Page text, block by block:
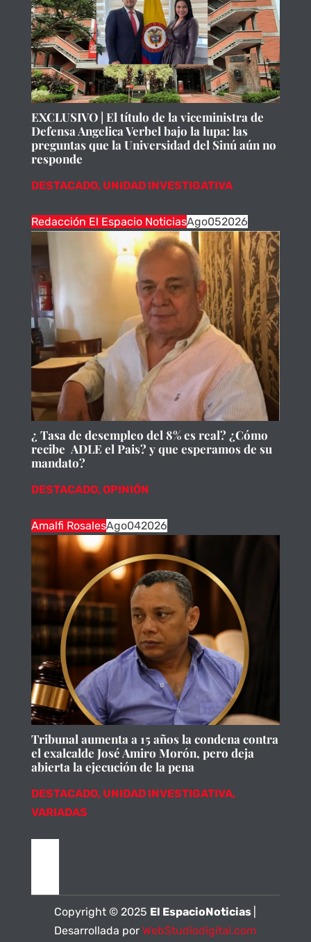
EXCLUSIVO | El título de la viceministra de
Defensa Angelica Verbel bajo la lupa: las
preguntas que la Universidad del Sinú aún no
responde
DESTACADO, UNIDAD INVESTIGATIVA
Redacción El Espacio NoticiasAgo052026
¿ Tasa de desempleo del 8% es real? ¿Cómo
recibe ADLE el Pais? y que esperamos de su
mandato?
DESTACADO,OPINIÓN
Amalfi RosalesAgo042026
Tribunal aumenta a 15 años la condena contra
el exalcalde José Amiro Morón, pero deja
abierta la ejecución de la pena
DESTACADO, UNIDAD INVESTIGATIVA,
VARIADAS
Copyright © 2025 El EspacioNoticias
Desarrollada porWebStudiodigital.com